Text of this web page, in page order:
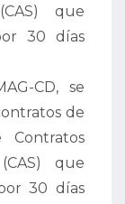
que
30 días
CD, se
de
que
30 días